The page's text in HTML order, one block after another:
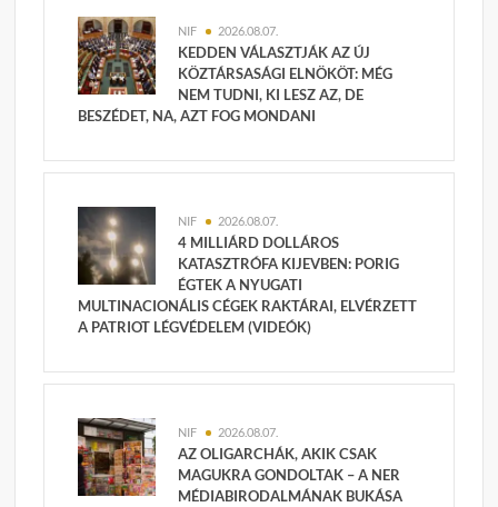
NIF 2026.08.07.
KEDDEN VÁLASZTJÁK AZ ÚJ
KÖZTÁRSASÁGI ELNÖKÖT: MÉG
NEM TUDNI, KI LESZ AZ, DE
BESZÉDET, NA, AZT FOG MONDANI
NIF 2026.08.07.
4 MILLIÁRD DOLLÁROS
KATASZTRÓFA KIJEVBEN: PORIG
ÉGTEK A NYUGATI
MULTINACIONÁLIS CÉGEK RAKTÁRAI, ELVÉRZETT
A PATRIOT LÉGVÉDELEM (VIDEÓK)
NIF 2026.08.07.
AZ OLIGARCHÁK, AKIK CSAK
MAGUKRA GONDOLTAK – A NER
MÉDIABIRODALMÁNAK BUKÁSA